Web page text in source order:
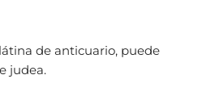
de anticuario, puede
judea.